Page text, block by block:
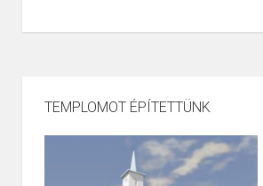
TEMPLOMOT ÉPÍTETTÜNK